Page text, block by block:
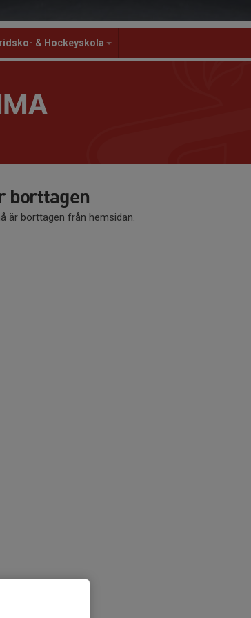
& Hockeyskola
borttagen
är borttagen från hemsidan.